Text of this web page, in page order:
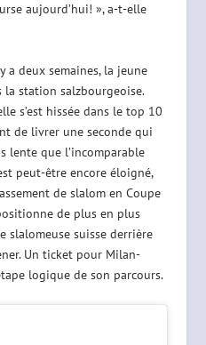
aujourd’hui! », a-t-elle
a deux semaines, la jeune
la station salzbourgeoise.
s’est hissée dans le top 10
de livrer une seconde qui
lente que l’incomparable
peut-être encore éloigné,
de slalom en Coupe
de plus en plus
slalomeuse suisse derrière
Un ticket pour Milan-
logique de son parcours.